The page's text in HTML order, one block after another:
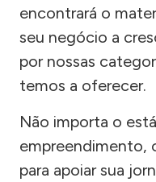
encontrará o
seu negócio a
por nossas
temos a oferecer.
Não importa o
empreendimento,
para apoiar sua